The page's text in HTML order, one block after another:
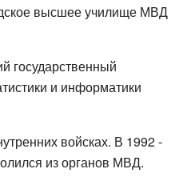
высшее училище МВД
государственный
и информатики
войсках. В 1992 -
из органов МВД.